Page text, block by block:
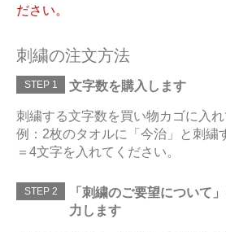
ださい。
刺繍の注文方法
STEP 1 文字数を購入します
刺繍する文字数を買い物カゴに入れ
例：2枚のタオルに「今治」と刺繍
＝4文字を入れてください。
STEP 2
「刺繍のご要望について
力します